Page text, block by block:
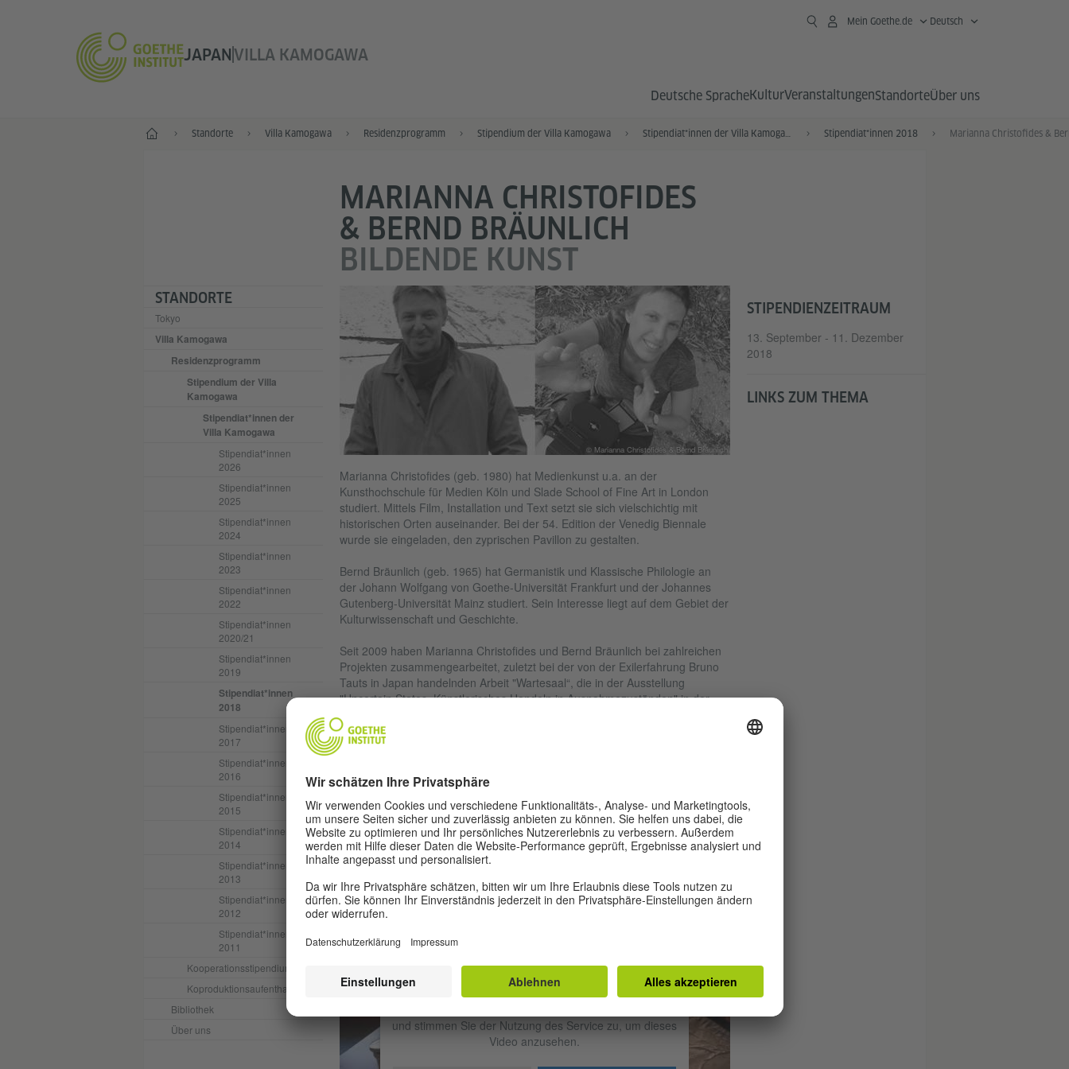
JAPANVILLA KAMOGAWA
Mein Goethe.de Deutsch
Deutsche SpracheKulturVeranstaltungenStandorteÜber uns
Start Standorte Villa Kamogawa Residenzprogramm Stipendium der Villa Kamogawa Stipendiat*innen der Villa Kamogawa Stipendiat*innen 2018
STANDORTE
Tokyo
Villa Kamogawa
Residenzprogramm
Stipendium der Villa
Kamogawa
Stipendiat*innen der
Villa Kamogawa
Stipendiat*innen
2026
Stipendiat*innen
2025
Stipendiat*innen
2024
Stipendiat*innen
2023
Stipendiat*innen
2022
Stipendiat*innen
2020/21
Stipendiat*innen
2019
Stipendiat*innen
2018
Stipendiat*innen
2017
Stipendiat*innen
2016
Stipendiat*innen
2015
Stipendiat*innen
2014
Stipendiat*innen
2013
Stipendiat*innen
2012
Stipendiat*innen
2011
Kooperationsstipendium
Koproduktionsaufenthalt
Bibliothek
Über uns
MARIANNA CHRISTOFIDES
& BERND BRÄUNLICH
BILDENDE KUNST
© Marianna Christofides & Bernd Bräunlich
Marianna Christofides (geb. 1980) hat Medienkunst u.a. an der
Kunsthochschule für Medien Köln und Slade School of Fine Art in London
studiert. Mittels Film, Installation und Text setzt sie sich vielschichtig mit
historischen Orten auseinander. Bei der 54. Edition der Venedig Biennale
wurde sie eingeladen, den zyprischen Pavillon zu gestalten.
Bernd Bräunlich (geb. 1965) hat Germanistik und Klassische Philologie an
der Johann Wolfgang von Goethe-Universität Frankfurt und der Johannes
Gutenberg-Universität Mainz studiert. Sein Interesse liegt auf dem Gebiet der
Kulturwissenschaft und Geschichte.
Seit 2009 haben Marianna Christofides und Bernd Bräunlich bei zahlreichen
Projekten zusammengearbeitet, zuletzt bei der von der Exilerfahrung Bruno
Tauts in Japan handelnden Arbeit "Wartesaal“, die in der Ausstellung
"Uncertain States. Künstlerisches Handeln in Ausnahmezuständen" in der
Akademie der Künste Berlin zu sehen war. 2014 waren sie gemeinsam im
Rahmen des Villa Aurora-Stipendiums in Los Angeles, wo sie sich mit Frank
Lloyd Wrights Schaffen und den geografischen Besonderheiten Kaliforniens
Während ihrer Residenz in der Villa Kamogawa führten sie diese Themen
weiter. U.a. standen die Spuren von Frank Lloyd Wright und Bruno Taut in
Japan, die geologischen Besonderheiten Japans und der Umgang der
Menschen mit der Natur und Unsicherheit im Fokus ihrer Untersuchungen,
als deren Ergebnis ein Essayfilm entstehen wird.
YouTube Video-Service zu laden!
Wir verwenden einen Service eines Drittanbieters, um
Videoinhalte einzubetten. Dieser Service kann Daten zu
und stimmen Sie der Nutzung des Service zu, um dieses
Video anzusehen.
STIPENDIENZEITRAUM
13. September - 11. Dezember
2018
LINKS ZUM THEMA